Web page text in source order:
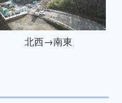
北西→南東